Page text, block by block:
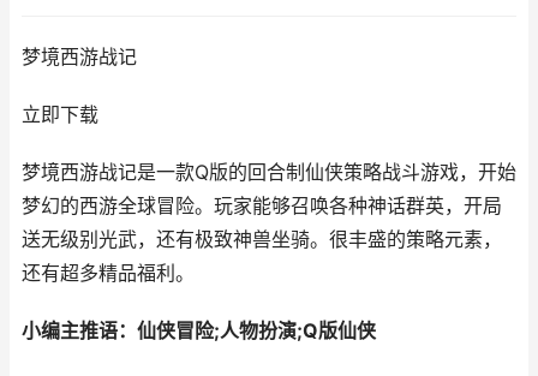
梦境西游战记
立即下载
梦境西游战记是一款Q版的回合制仙侠策略战斗游戏，开始
梦幻的西游全球冒险。玩家能够召唤各种神话群英，开局
送无级别光武，还有极致神兽坐骑。很丰盛的策略元素，
还有超多精品福利。
小编主推语：仙侠冒险;人物扮演;Q版仙侠